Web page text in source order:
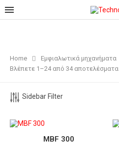
Home
Εμφιαλωτικά μηχανήματα
Βλέπετε 1–24 από 34 αποτελέσματα
Sidebar Filter
MBF 300